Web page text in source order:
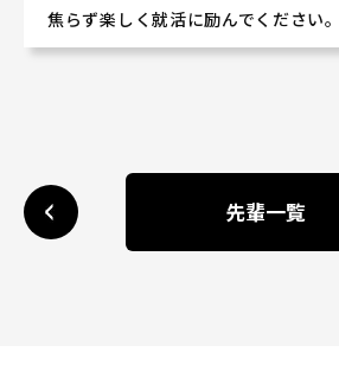
焦らず楽しく就活に励んでください。
先輩一覧